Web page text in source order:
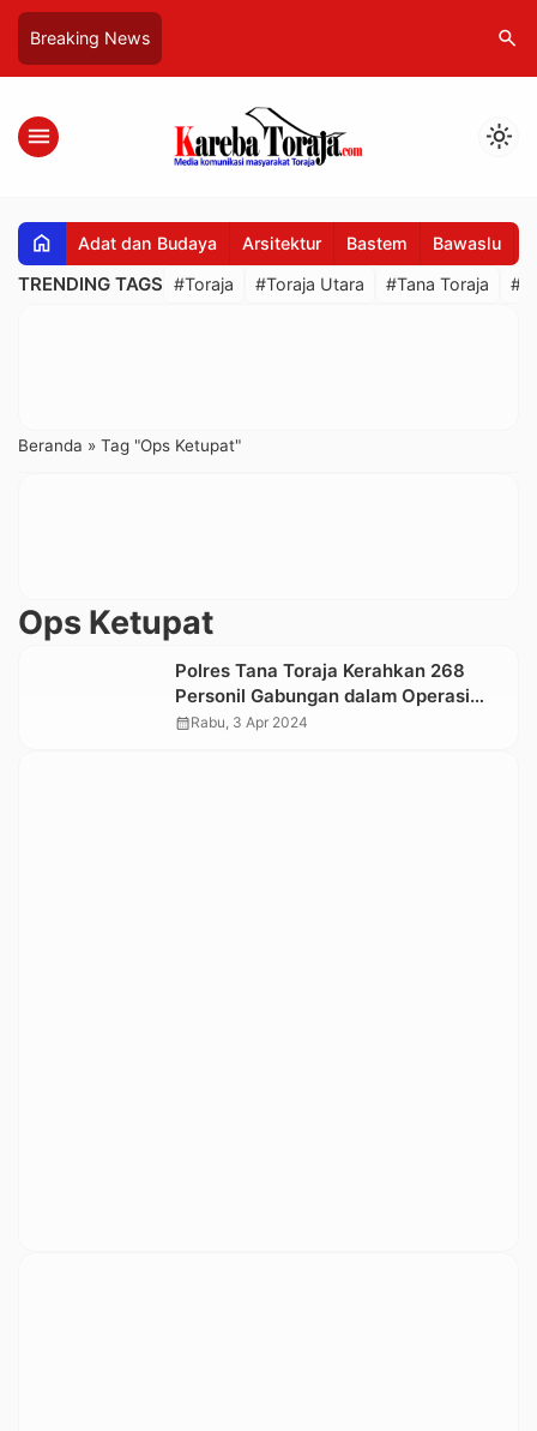
Breaking News search
menu light_mode
home Adat dan Budaya Arsitektur Bastem Bawaslu
TRENDING TAGS #Toraja #Toraja Utara #Tana Toraja
Beranda » Tag "Ops Ketupat"
Ops Ketupat
Polres Tana Toraja Kerahkan 268
Personil Gabungan dalam Operasi
Ketupat Pengamanan Idul Fitri 2024
calendar_monthRabu, 3 Apr 2024